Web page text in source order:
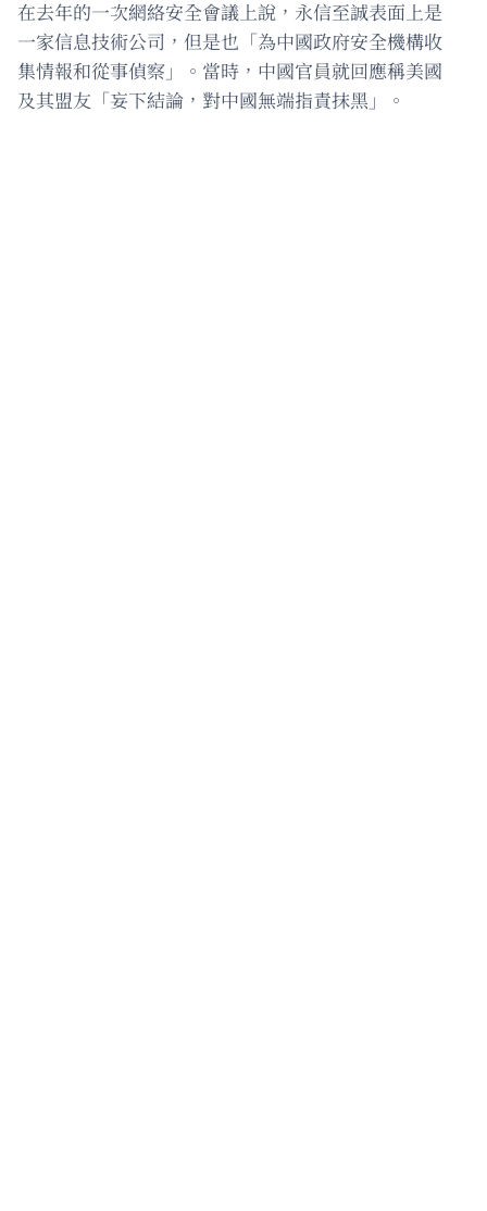
在去年的一次網絡安全會議上說，永信至誠表面上是
一家信息技術公司，但是也「為中國政府安全機構收
集情報和從事偵察」。當時，中國官員就回應稱美國
及其盟友「妄下結論，對中國無端指責抹黑」。